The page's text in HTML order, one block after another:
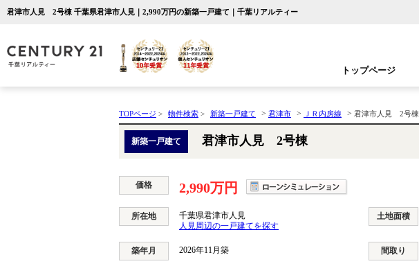
君津市人見 2号棟 千葉県君津市人見｜2,990万円の新築一戸建て｜千葉リアルティー
トップページ
千葉エリア
TOPページ > 物件検索 > 新築一戸建て > 君津市 > ＪＲ内房線 > 君津市人見 2号棟
新築一戸建て 君津市人見 2号棟
価格 2,990万円
所在地
千葉県君津市人見
人見周辺の一戸建てを探す
土地面積
築年月 2026年11月築 間取り